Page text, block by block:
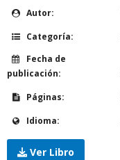
Autor:
Categoría:
Fecha de
publicación:
Páginas:
Idioma:
Ver Libro